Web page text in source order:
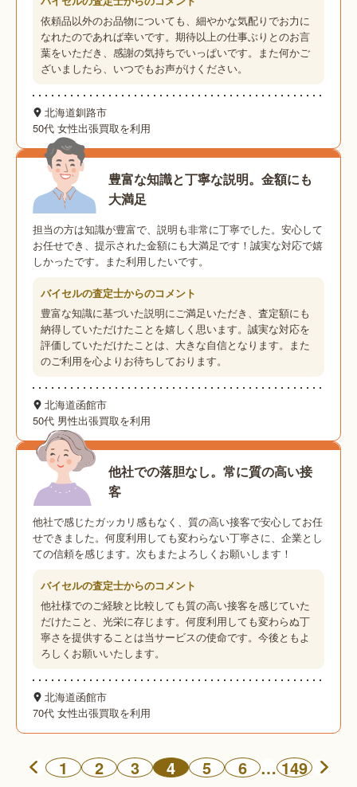
依頼品以外のお品物についても、細やかな気配りでお力に
なれたのであれば幸いです。期待以上の仕事ぶりとのお言
葉をいただき、感謝の気持ちでいっぱいです。また何かご
ざいましたら、いつでもお声がけください。
北海道釧路市
50代 女性出張買取を利用
豊富な知識と丁寧な説明。金額にも
大満足
担当の方は知識が豊富で、説明も非常に丁寧でした。安心して
お任せでき、提示された金額にも大満足です！誠実な対応で嬉
しかったです。また利用したいです。
バイセルの査定士からのコメント
豊富な知識に基づいた説明にご満足いただき、査定額にも
納得していただけたことを嬉しく思います。誠実な対応を
評価していただけたことは、大きな自信となります。また
のご利用を心よりお待ちしております。
北海道函館市
50代 男性出張買取を利用
他社での落胆なし。常に質の高い接
客
他社で感じたガッカリ感もなく、質の高い接客で安心してお任
せできました。何度利用しても変わらない丁寧さに、企業とし
ての信頼を感じます。次もまたよろしくお願いします！
バイセルの査定士からのコメント
他社様でのご経験と比較しても質の高い接客を感じていた
だけたこと、光栄に存じます。何度利用しても変わらぬ丁
寧さを提供することは当サービスの使命です。今後ともよ
ろしくお願いいたします。
北海道函館市
70代 女性出張買取を利用
1 2 3 4 5 6 … 149